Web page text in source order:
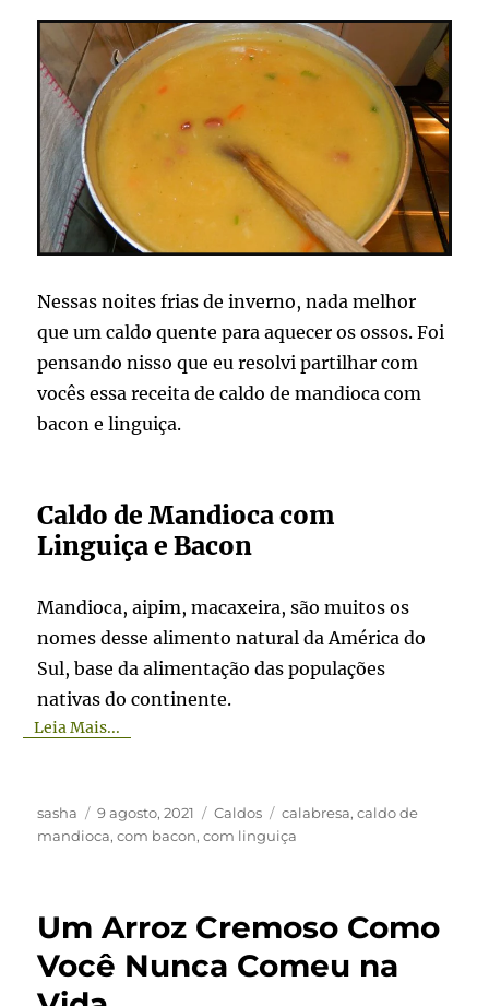
Nessas noites frias de inverno, nada melhor
que um caldo quente para aquecer os ossos. Foi
pensando nisso que eu resolvi partilhar com
vocês essa receita de caldo de mandioca com
bacon e linguiça.
Caldo de Mandioca com
Linguiça e Bacon
Mandioca, aipim, macaxeira, são muitos os
nomes desse alimento natural da América do
Sul, base da alimentação das populações
nativas do continente.
Leia Mais...
Autor
sasha
Publicado
em
9 agosto, 2021 Categorias
Caldos Tags
calabresa,caldo de
mandioca,com bacon,com linguiça
Um Arroz Cremoso Como
Você Nunca Comeu na